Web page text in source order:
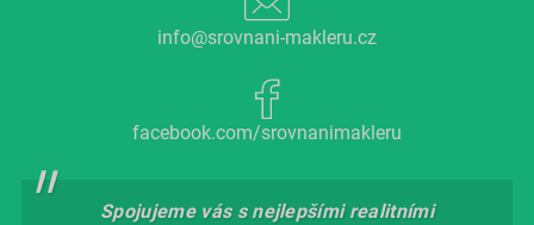
info@srovnani-makleru.cz
facebook.com/srovnanimakleru
Spojujeme vás s nejlepšími realitními